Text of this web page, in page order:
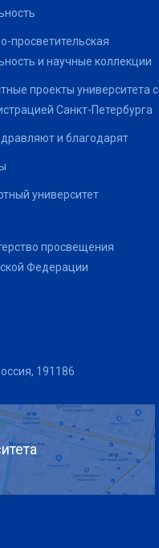
просветительская
и научные коллекции
проекты университета с
Санкт-Петербурга
и благодарят
университет
просвещения
Федерации
191186